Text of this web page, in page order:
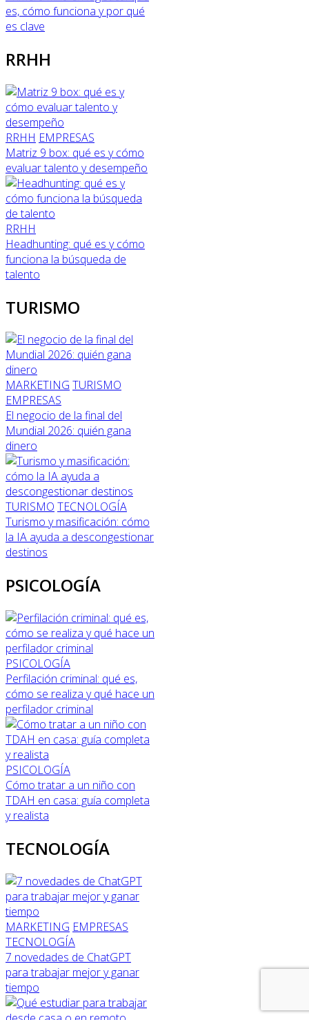
es, cómo funciona y por qué
es clave
RRHH
RRHH EMPRESAS
Matriz 9 box: qué es y cómo
evaluar talento y desempeño
RRHH
Headhunting: qué es y cómo
funciona la búsqueda de
talento
TURISMO
MARKETING TURISMO
EMPRESAS
El negocio de la final del
Mundial 2026: quién gana
dinero
TURISMO TECNOLOGÍA
Turismo y masificación: cómo
la IA ayuda a descongestionar
destinos
PSICOLOGÍA
PSICOLOGÍA
Perfilación criminal: qué es,
cómo se realiza y qué hace un
perfilador criminal
PSICOLOGÍA
Cómo tratar a un niño con
TDAH en casa: guía completa
y realista
TECNOLOGÍA
MARKETING EMPRESAS
TECNOLOGÍA
7 novedades de ChatGPT
para trabajar mejor y ganar
tiempo